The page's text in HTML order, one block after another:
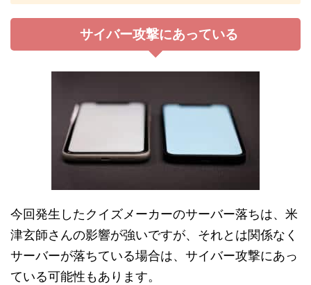
サイバー攻撃にあっている
今回発生したクイズメーカーのサーバー落ちは、米
津玄師さんの影響が強いですが、それとは関係なく
サーバーが落ちている場合は、サイバー攻撃にあっ
ている可能性もあります。